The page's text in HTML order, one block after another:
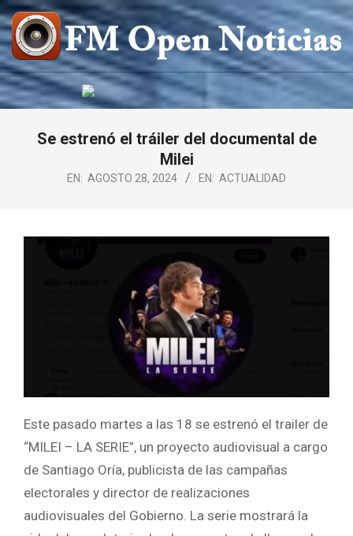
Saltar
al
contenido
FM
OPEN
NOTICIAS
Se estrenó el tráiler del documental de
Milei
EN: AGOSTO 28, 2024 EN: ACTUALIDAD
Este pasado martes a las 18 se estrenó el trailer de
“MILEI – LA SERIE”, un proyecto audiovisual a cargo
de Santiago Oría, publicista de las campañas
electorales y director de realizaciones
audiovisuales del Gobierno. La serie mostrará la